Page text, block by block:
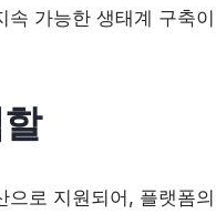
가능한 생태계 구축이
로 지원되어, 플랫폼의